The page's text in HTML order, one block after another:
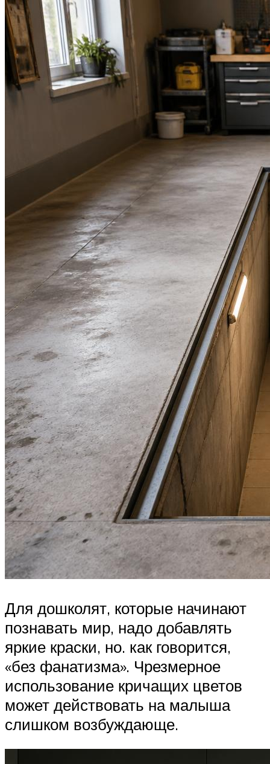
Для дошколят, которые начинают
познавать мир, надо добавлять
яркие краски, но. как говорится,
«без фанатизма». Чрезмерное
использование кричащих цветов
может действовать на малыша
слишком возбуждающе.